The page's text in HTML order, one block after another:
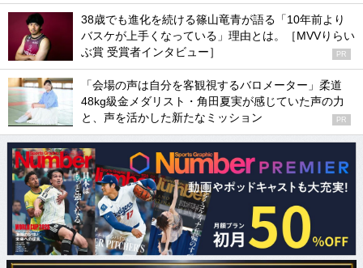
38歳でも進化を続ける篠山竜青が語る「10年前より
バスケが上手くなっている」理由とは。［MVVりらい
ぶ賞 受賞者インタビュー］
PR
「会場の声は自分を客観視するバロメーター」柔道
48kg級金メダリスト・角田夏実が感じていた声の力
と、声を活かした新たなミッション
PR